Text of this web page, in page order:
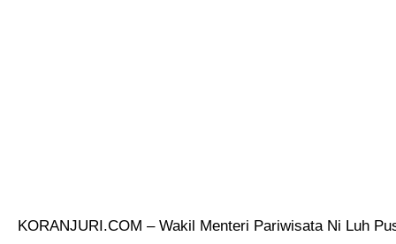
KORANJURI.COM – Wakil Menteri Pariwisata Ni Luh